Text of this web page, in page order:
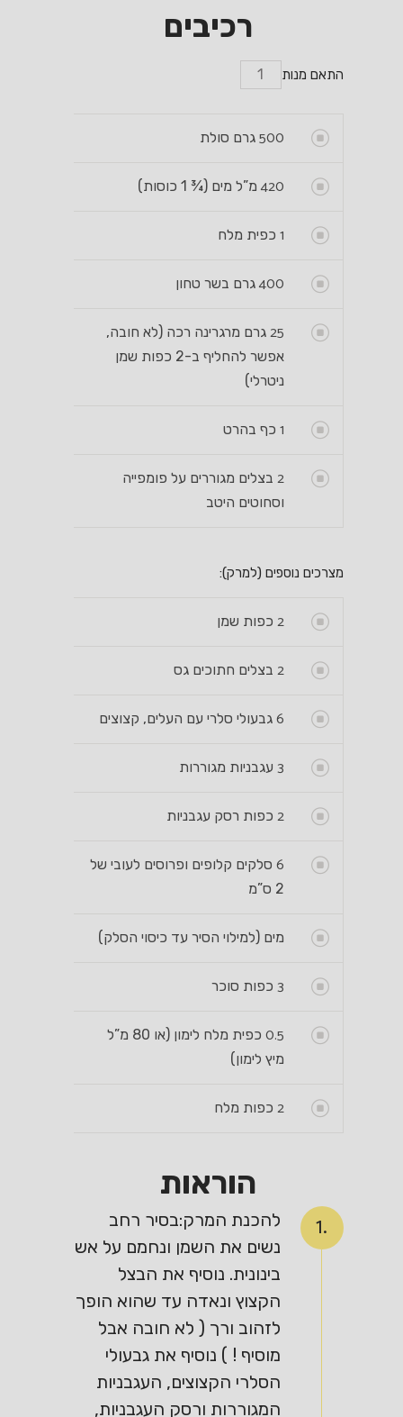
רכיבים
התאם מנות
500 גרם סולת
420 מ”ל מים (¾ 1 כוסות)
1 כפית מלח
400 גרם בשר טחון
25 גרם מרגרינה רכה (לא חובה,
אפשר להחליף ב-2 כפות שמן
ניטרלי)
1 כף בהרט
2 בצלים מגוררים על פומפייה
וסחוטים היטב
מצרכים נוספים (למרק):
2 כפות שמן
2 בצלים חתוכים גס
6 גבעולי סלרי עם העלים, קצוצים
3 עגבניות מגוררות
2 כפות רסק עגבניות
6 סלקים קלופים ופרוסים לעובי של
2 ס”מ
מים (למילוי הסיר עד כיסוי הסלק)
3 כפות סוכר
0.5
כפית מלח לימון (או 80 מ”ל
מיץ לימון)
2 כפות מלח
הוראות
1.
להכנת המרק:בסיר רחב
נשים את השמן ונחמם על אש
בינונית. נוסיף את הבצל
הקצוץ ונאדה עד שהוא הופך
לזהוב ורך ( לא חובה אבל
מוסיף ! ) נוסיף את גבעולי
הסלרי הקצוצים, העגבניות
המגוררות ורסק העגבניות,